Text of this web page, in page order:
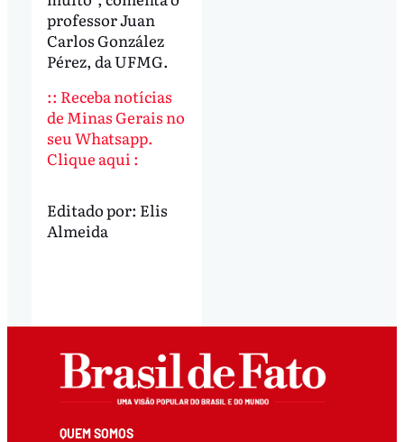
professor Juan
Carlos González
Pérez, da UFMG.
:: Receba notícias
de Minas Gerais no
seu Whatsapp.
Clique aqui :
Editado por: Elis
Almeida
QUEM SOMOS